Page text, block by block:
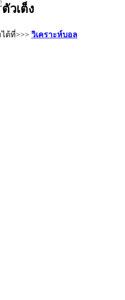
ด้ที่>>> วิเคราะห์บอล